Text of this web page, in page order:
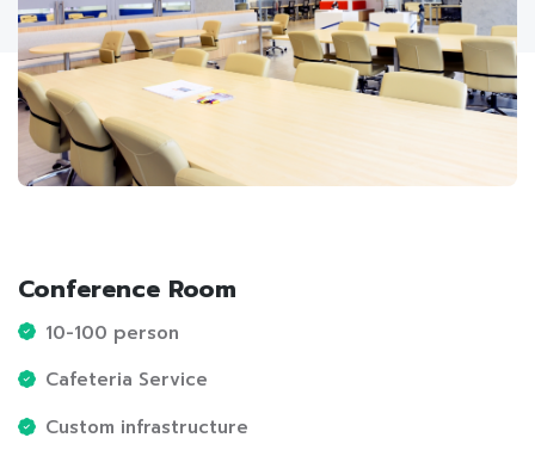
Conference Room
10-100 person
Cafeteria Service
Custom infrastructure